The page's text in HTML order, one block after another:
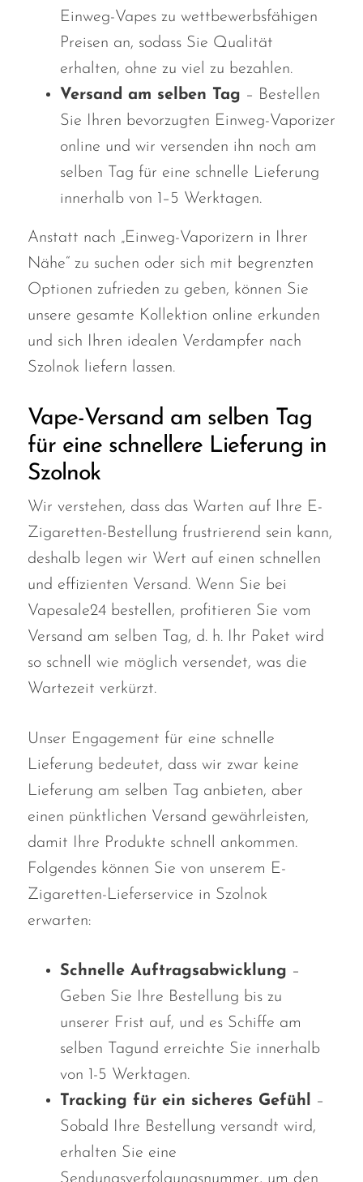
Einweg-Vapes zu wettbewerbsfähigen
Preisen an, sodass Sie Qualität
erhalten, ohne zu viel zu bezahlen.
Versand am selben Tag – Bestellen
Sie Ihren bevorzugten Einweg-Vaporizer
online und wir versenden ihn noch am
selben Tag für eine schnelle Lieferung
innerhalb von 1–5 Werktagen.
Anstatt nach „Einweg-Vaporizern in Ihrer
Nähe“ zu suchen oder sich mit begrenzten
Optionen zufrieden zu geben, können Sie
unsere gesamte Kollektion online erkunden
und sich Ihren idealen Verdampfer nach
Szolnok liefern lassen.
Vape-Versand am selben Tag
für eine schnellere Lieferung in
Szolnok
Wir verstehen, dass das Warten auf Ihre E-
Zigaretten-Bestellung frustrierend sein kann,
deshalb legen wir Wert auf einen schnellen
und effizienten Versand. Wenn Sie bei
Vapesale24 bestellen, profitieren Sie vom
Versand am selben Tag, d. h. Ihr Paket wird
so schnell wie möglich versendet, was die
Wartezeit verkürzt.
Unser Engagement für eine schnelle
Lieferung bedeutet, dass wir zwar keine
Lieferung am selben Tag anbieten, aber
einen pünktlichen Versand gewährleisten,
damit Ihre Produkte schnell ankommen.
Folgendes können Sie von unserem E-
Zigaretten-Lieferservice in Szolnok
erwarten:
Schnelle Auftragsabwicklung –
Geben Sie Ihre Bestellung bis zu
unserer Frist auf, und es Schiffe am
selben Tagund erreichte Sie innerhalb
von 1-5 Werktagen.
Tracking für ein sicheres Gefühl
–
Sobald Ihre Bestellung versandt wird,
erhalten Sie eine
Sendungsverfolgungsnummer, um den